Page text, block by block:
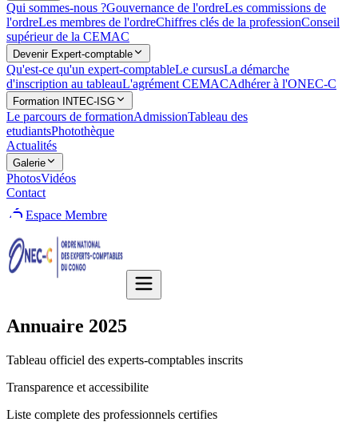
Qui sommes-nous ?Gouvernance de l'ordreLes commissions de
l'ordreLes membres de l'ordreChiffres clés de la professionConseil
supérieur de la CEMAC
Devenir Expert-comptable
Qu'est-ce qu'un expert-comptableLe cursusLa démarche
d'inscription au tableauL'agrément CEMACAdhérer à l'ONEC-C
Formation INTEC-ISG
Le parcours de formationAdmissionTableau des
etudiantsPhotothèque
Actualités
Galerie
PhotosVidéos
Contact
Espace Membre
Annuaire 2025
Tableau officiel des experts-comptables inscrits
Transparence et accessibilite
Liste complete des professionnels certifies